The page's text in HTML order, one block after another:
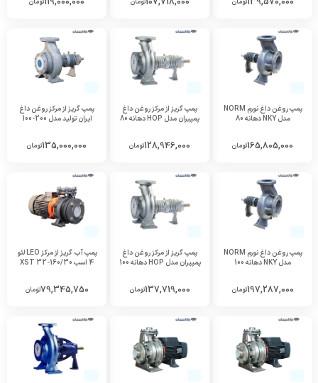
پمپ روغن داغ نورم NORM
مدل NKY دهانه 80
165,805,000تومان
پمپ گریز از مرکز روغن داغ
پمپیران مدل HOP دهانه 80
128,946,000تومان
پمپ گریز از مرکز روغن داغ
ایران تولید مدل 200-100
135,000,000تومان
پمپ روغن داغ نورم NORM
مدل NKY دهانه 100
197,287,000تومان
پمپ گریز از مرکز روغن داغ
پمپیران مدل HOP دهانه 100
137,719,000تومان
پمپ آب گریز از مرکز LEO لئو
4 اسب XST 32-160/30
79,345,750تومان